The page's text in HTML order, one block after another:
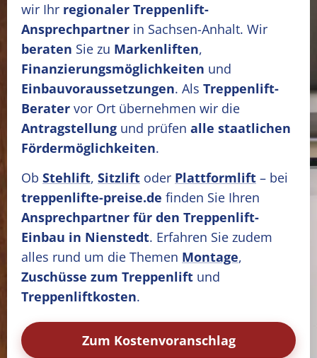
wir Ihr regionaler Treppenlift-
Ansprechpartner in Sachsen-Anhalt. Wir
beraten Sie zu Markenliften,
Finanzierungsmöglichkeiten und
Einbauvoraussetzungen. Als Treppenlift-
Berater vor Ort übernehmen wir die
Antragstellung und prüfen alle staatlichen
Fördermöglichkeiten.
Ob Stehlift, Sitzlift oder Plattformlift – bei
treppenlifte-preise.de finden Sie Ihren
Ansprechpartner für den Treppenlift-
Einbau in Nienstedt. Erfahren Sie zudem
alles rund um die Themen Montage,
Zuschüsse zum Treppenlift und
Treppenliftkosten.
Zum Kostenvoranschlag